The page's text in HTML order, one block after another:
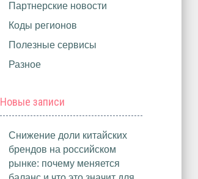
Партнерские новости
Коды регионов
Полезные сервисы
Разное
Новые записи
Снижение доли китайских
брендов на российском
рынке: почему меняется